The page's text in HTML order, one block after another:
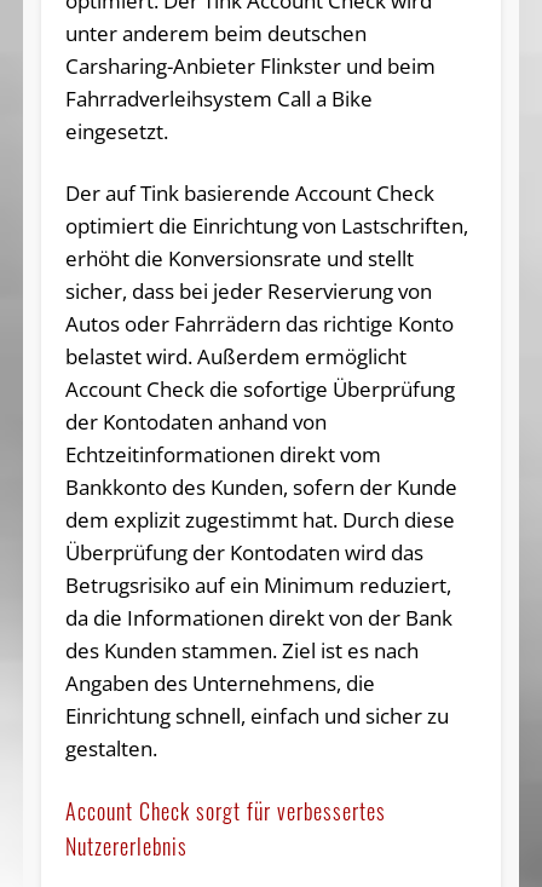
unter anderem beim deutschen
Carsharing-Anbieter Flinkster und beim
Fahrradverleihsystem Call a Bike
eingesetzt.
Der auf Tink basierende Account Check
optimiert die Einrichtung von Lastschriften,
erhöht die Konversionsrate und stellt
sicher, dass bei jeder Reservierung von
Autos oder Fahrrädern das richtige Konto
belastet wird. Außerdem ermöglicht
Account Check die sofortige Überprüfung
der Kontodaten anhand von
Echtzeitinformationen direkt vom
Bankkonto des Kunden, sofern der Kunde
dem explizit zugestimmt hat. Durch diese
Überprüfung der Kontodaten wird das
Betrugsrisiko auf ein Minimum reduziert,
da die Informationen direkt von der Bank
des Kunden stammen. Ziel ist es nach
Angaben des Unternehmens, die
Einrichtung schnell, einfach und sicher zu
gestalten.
Account Check sorgt für verbessertes
Nutzererlebnis